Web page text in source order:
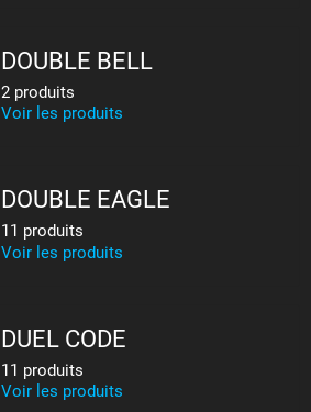
DOUBLE BELL
2 produits
Voir les produits
DOUBLE EAGLE
11 produits
Voir les produits
DUEL CODE
11 produits
Voir les produits